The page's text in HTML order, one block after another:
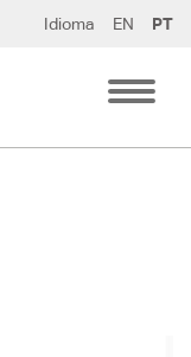
Idioma EN PT